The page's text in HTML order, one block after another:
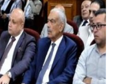
علوم وتكنولوجيا
المرأة والجمال
محافظات